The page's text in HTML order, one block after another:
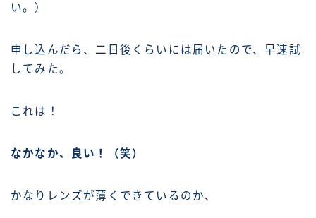
い。）
申し込んだら、二日後くらいには届いたので、早速試
してみた。
これは！
なかなか、良い！（笑）
かなりレンズが薄くできているのか、